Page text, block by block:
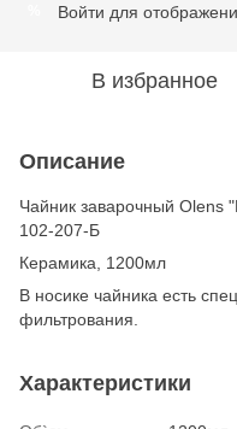
Войти для
В избранное
Описание
Чайник заварочный Olens
102-207-Б
Керамика, 1200мл
В носике чайника есть
фильтрования.
Характеристики